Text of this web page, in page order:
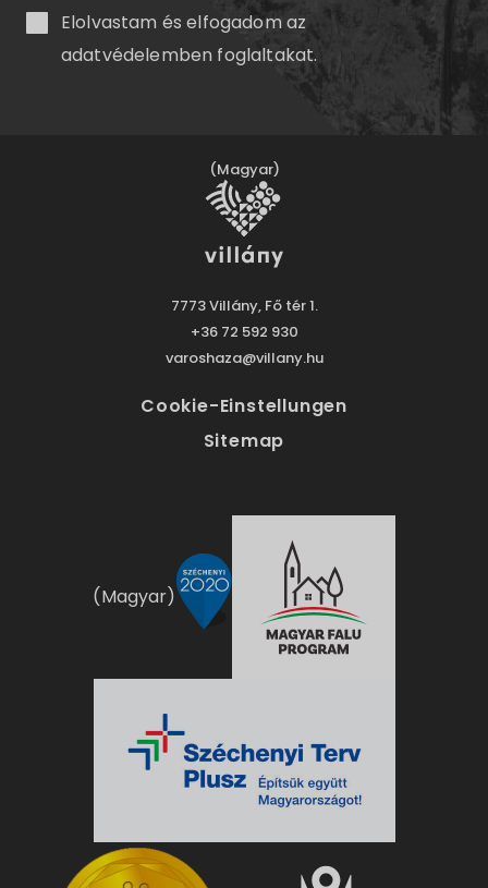
Elolvastam és elfogadom az
adatvédelemben foglaltakat.
(Magyar)
7773 Villány, Fő tér 1.
+36 72 592 930
varoshaza@villany.hu
Cookie-Einstellungen
Sitemap
(Magyar)